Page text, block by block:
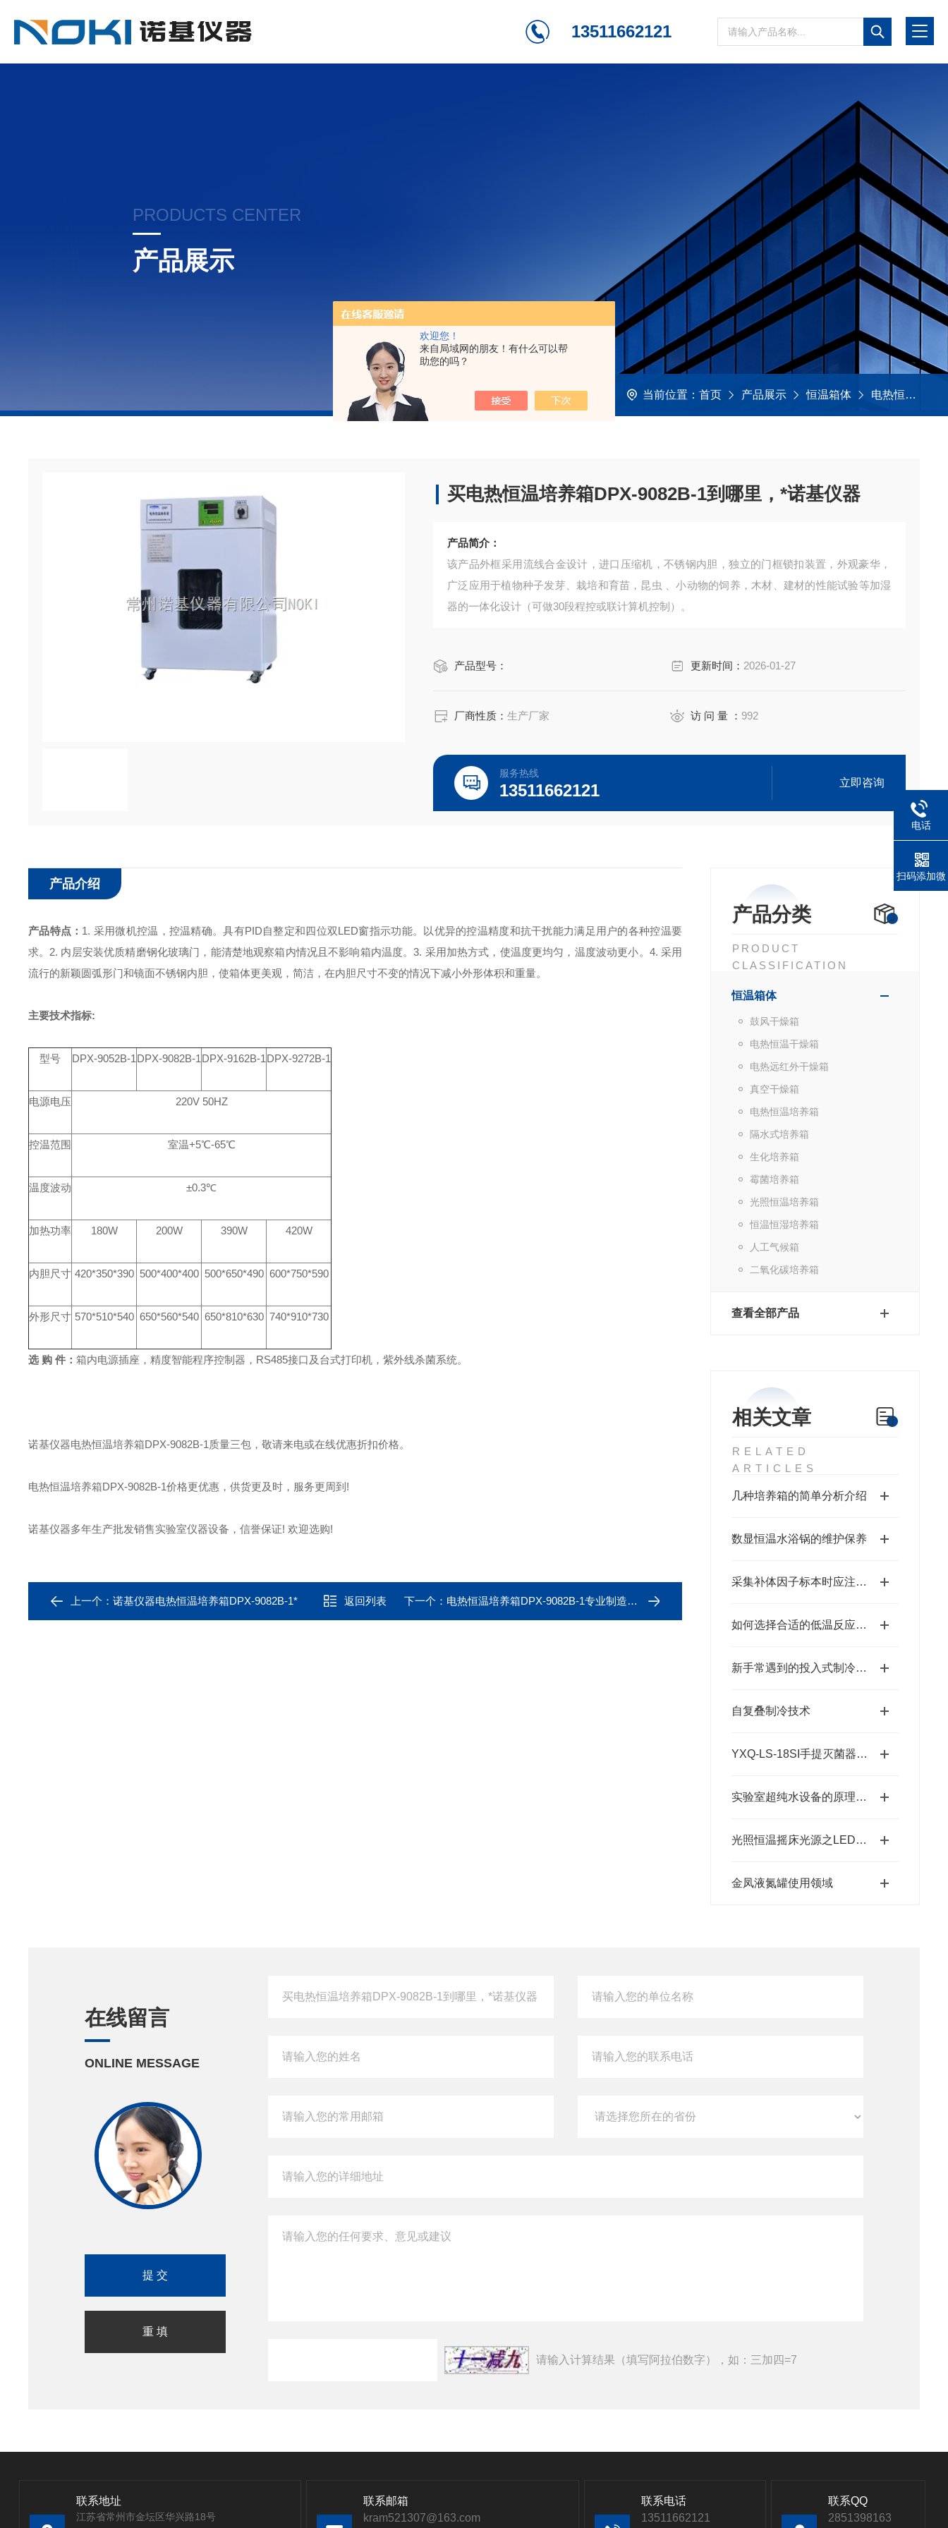
欢迎您！
来自局域网的朋友！有什么可以帮
助您的吗？
13511662121
PRODUCTS CENTER
产品展示
当前位置： 首页 产品展示 恒温箱体 电热恒温培养箱
买电热恒温培养箱DPX-9082B-1到哪里，*诺基仪器
产品简介：
该产品外框采用流线合金设计，进口压缩机，不锈钢内胆，独立的门框锁扣装置，外观豪华，
广泛应用于植物种子发芽、栽培和育苗，昆虫 、小动物的饲养，木材、建材的性能试验等加湿
器的一体化设计（可做30段程控或联计算机控制）。
产品型号： 更新时间： 2026-01-27
厂商性质：生产厂家 访 问 量 ： 992
服务热线
13511662121 立即咨询
产品分类
PRODUCT
CLASSIFICATION
恒温箱体
鼓风干燥箱
电热恒温干燥箱
电热远红外干燥箱
真空干燥箱
电热恒温培养箱
隔水式培养箱
生化培养箱
霉菌培养箱
光照恒温培养箱
恒温恒湿培养箱
人工气候箱
二氧化碳培养箱
查看全部产品
相关文章
RELATED
ARTICLES
几种培养箱的简单分析介绍
数显恒温水浴锅的维护保养
采集补体因子标本时应注意哪几点？
如何选择合适的低温反应浴：容量、温度范围与制冷方式
新手常遇到的投入式制冷器使用难题分析
自复叠制冷技术
YXQ-LS-18SI手提灭菌器说明书
实验室超纯水设备的原理及纯化过程
光照恒温摇床光源之LED灯和白炽灯的区别
金凤液氮罐使用领域
产品介绍
产品特点： 1. 采用微机控温，控温精确。具有PID自整定和四位双LED窗指示功能。以优异的控温精度和抗干扰能力满足用户的各种控温要
求。 2. 内层安装优质精磨钢化玻璃门，能清楚地观察箱内情况且不影响箱内温度。3. 采用加热方式，使温度更均匀，温度波动更小。 4. 采用
流行的新颖圆弧形门和镜面不锈钢内胆，使箱体更美观，简洁，在内胆尺寸不变的情况下减小外形体积和重量。
主要技术指标:
型号 DPX-9052B-1 DPX-9082B-1 DPX-9162B-1 DPX-9272B-1
电源电压 220V 50HZ
控温范围 室温+5℃-65℃
温度波动 ±0.3℃
加热功率 180W 200W 390W 420W
内胆尺寸 420*350*390 500*400*400 500*650*490 600*750*590
外形尺寸 570*510*540 650*560*540 650*810*630 740*910*730
选 购 件： 箱内电源插座， 精度智能程序控制器， RS485接口及台式打印机， 紫外线杀菌系统。
诺基仪器电热恒温培养箱DPX-9082B-1质量三包，敬请来电或在线优惠折扣价格。
电热恒温培养箱DPX-9082B-1价格更优惠，供货更及时，服务更周到!
诺基仪器多年生产批发销售实验室仪器设备，信誉保证! 欢迎选购!
上一个： 诺基仪器电热恒温培养箱DPX-9082B-1* 返回列表 下一个： 电热恒温培养箱DPX-9082B-1专业制造厂家
在线留言
ONLINE MESSAGE
请输入计算结果（填写阿拉伯数字），如：三加四=7
联系地址
江苏省常州市金坛区华兴路18号
联系邮箱
kram521307@163.com
联系电话
13511662121
联系QQ
2851398163
电话
扫码添加微
信